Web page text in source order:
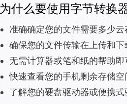
为什么要使用字节转换
准确确定您的文件需要多少云
确保您的文件传输在上传和下
无需计算器或笔和纸的帮助
快速查看您的手机剩余存储空
了解您的硬盘驱动器或便携